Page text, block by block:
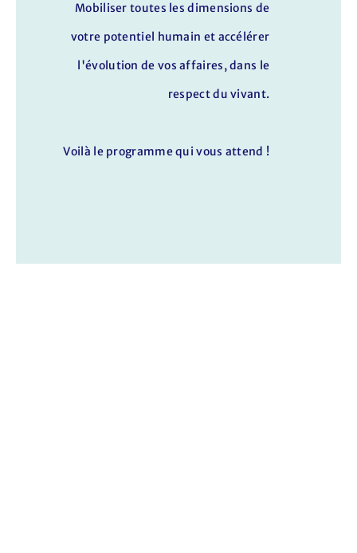
Mobiliser toutes les dimensions de
votre potentiel humain et accélérer
l'évolution de vos affaires, dans le
respect du vivant.
Voilà le programme qui vous attend !